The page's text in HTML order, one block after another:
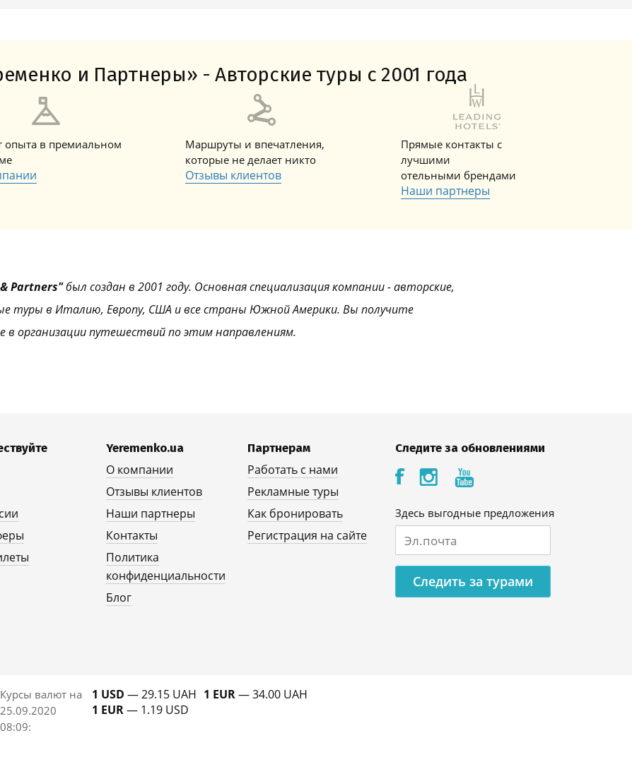
и Партнеры» - Авторские туры с 2001 года
опыта в премиальном
Маршруты и впечатления,
которые не делает никто
Отзывы клиентов
Прямые контакты с
лучшими
отельными брендами
Наши партнеры
Partners"был создан в 2001 году. Основная специализация компании - авторские,
туры в Италию, Европу, США и все страны Южной Америки. Вы получите
организации путешествий по этим направлениям.
Yeremenko.ua
О компании
Отзывы клиентов
Наши партнеры
Контакты
Политика
конфиденциальности
Блог
Партнерам
Работать с нами
Рекламные туры
Как бронировать
Регистрация на сайте
Следите за обновлениями
Здесь выгодные предложения
Следить за турами
Курсы валют на
25.09.2020
08:09:
1 USD — 29.15 UAH
1 EUR— 1.19 USD
1 EUR— 34.00 UAH